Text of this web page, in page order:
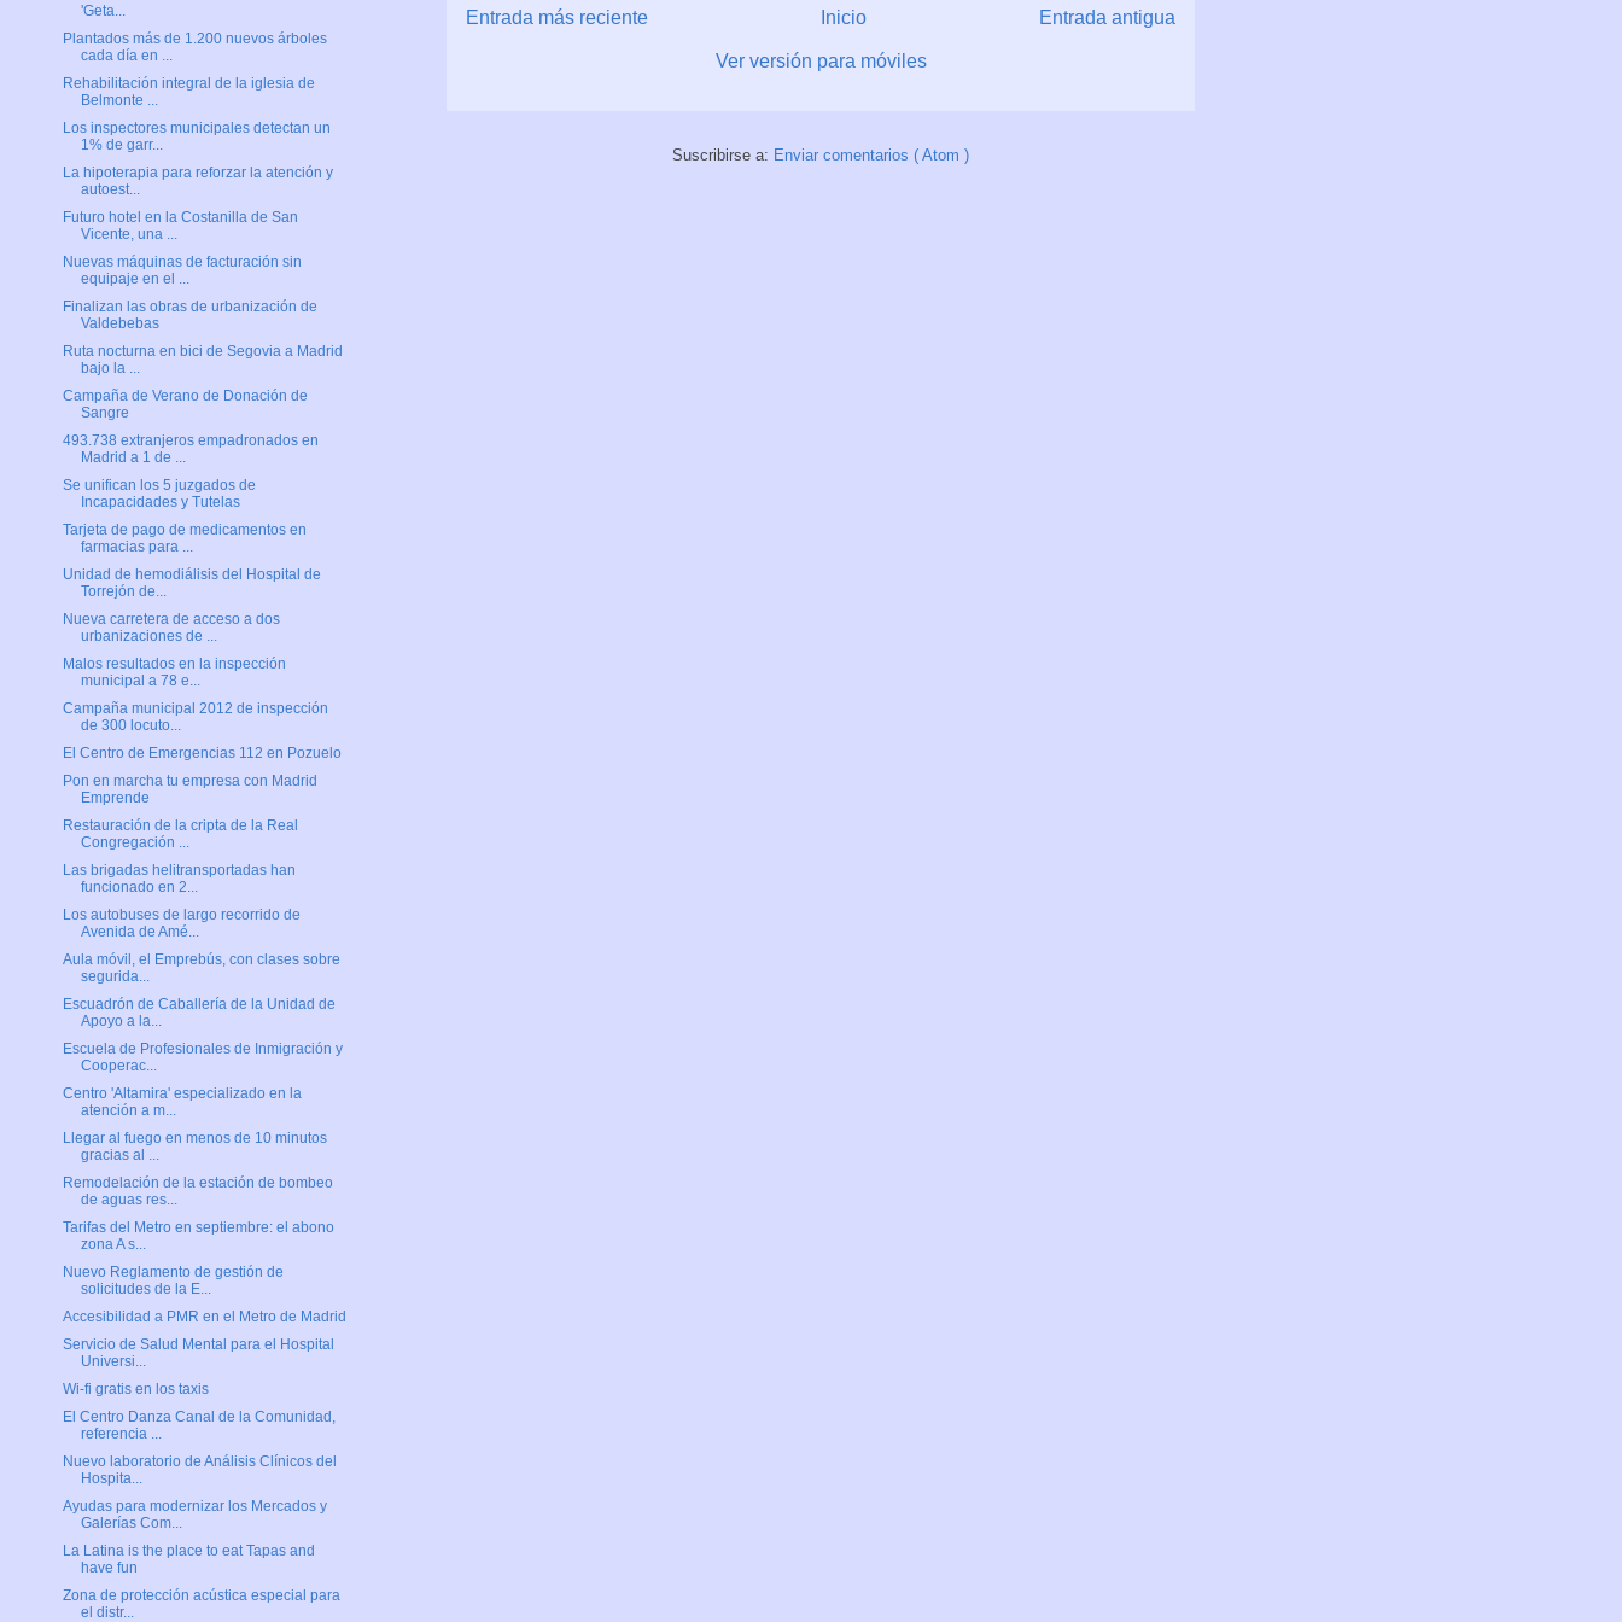
Entrada más reciente Entrada antigua
Inicio
Ver versión para móviles
Suscribirse a: Enviar comentarios ( Atom )
'Geta...
Plantados más de 1.200 nuevos árboles
cada día en ...
Rehabilitación integral de la iglesia de
Belmonte ...
Los inspectores municipales detectan un
1% de garr...
La hipoterapia para reforzar la atención y
autoest...
Futuro hotel en la Costanilla de San
Vicente, una ...
Nuevas máquinas de facturación sin
equipaje en el ...
Finalizan las obras de urbanización de
Valdebebas
Ruta nocturna en bici de Segovia a Madrid
bajo la ...
Campaña de Verano de Donación de
Sangre
493.738 extranjeros empadronados en
Madrid a 1 de ...
Se unifican los 5 juzgados de
Incapacidades y Tutelas
Tarjeta de pago de medicamentos en
farmacias para ...
Unidad de hemodiálisis del Hospital de
Torrejón de...
Nueva carretera de acceso a dos
urbanizaciones de ...
Malos resultados en la inspección
municipal a 78 e...
Campaña municipal 2012 de inspección
de 300 locuto...
El Centro de Emergencias 112 en Pozuelo
Pon en marcha tu empresa con Madrid
Emprende
Restauración de la cripta de la Real
Congregación ...
Las brigadas helitransportadas han
funcionado en 2...
Los autobuses de largo recorrido de
Avenida de Amé...
Aula móvil, el Emprebús, con clases sobre
segurida...
Escuadrón de Caballería de la Unidad de
Apoyo a la...
Escuela de Profesionales de Inmigración y
Cooperac...
Centro 'Altamira' especializado en la
atención a m...
Llegar al fuego en menos de 10 minutos
gracias al ...
Remodelación de la estación de bombeo
de aguas res...
Tarifas del Metro en septiembre: el abono
zona A s...
Nuevo Reglamento de gestión de
solicitudes de la E...
Accesibilidad a PMR en el Metro de Madrid
Servicio de Salud Mental para el Hospital
Universi...
Wi-fi gratis en los taxis
El Centro Danza Canal de la Comunidad,
referencia ...
Nuevo laboratorio de Análisis Clínicos del
Hospita...
Ayudas para modernizar los Mercados y
Galerías Com...
La Latina is the place to eat Tapas and
have fun
Zona de protección acústica especial para
el distr...